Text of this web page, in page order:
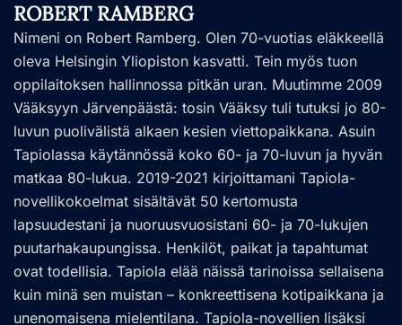
ROBERT RAMBERG
Nimeni on Robert Ramberg. Olen 70-vuotias eläkkeellä
oleva Helsingin Yliopiston kasvatti. Tein myös tuon
oppilaitoksen hallinnossa pitkän uran. Muutimme 2009
Vääksyyn Järvenpäästä: tosin Vääksy tuli tutuksi jo 80-
luvun puolivälistä alkaen kesien viettopaikkana. Asuin
Tapiolassa käytännössä koko 60- ja 70-luvun ja hyvän
matkaa 80-lukua. 2019-2021 kirjoittamani Tapiola-
novellikokoelmat sisältävät 50 kertomusta
lapsuudestani ja nuoruusvuosistani 60- ja 70-lukujen
puutarhakaupungissa. Henkilöt, paikat ja tapahtumat
ovat todellisia. Tapiola elää näissä tarinoissa sellaisena
kuin minä sen muistan – konkreettisena kotipaikkana ja
unenomaisena mielentilana. Tapiola-novellien lisäksi